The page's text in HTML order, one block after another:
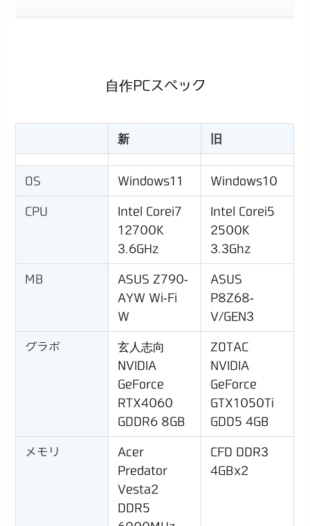
自作PCスペック
新 旧
OS Windows11 Windows10
CPU
Intel Corei7
12700K
3.6GHz
Intel Corei5
2500K
3.3Ghz
MB
ASUS Z790-
AYW Wi-Fi
W
ASUS
P8Z68-
V/GEN3
グラボ
玄人志向
NVIDIA
GeForce
RTX4060
GDDR6 8GB
ZOTAC
NVIDIA
GeForce
GTX1050Ti
GDD5 4GB
メモリ
Acer
Predator
Vesta2
DDR5
CFD DDR3
4GBx2